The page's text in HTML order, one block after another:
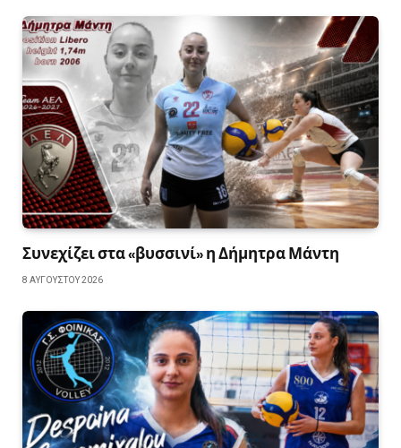
Συνεχίζει στα «βυσσινί» η Δήμητρα Μάντη
8 ΑΥΓΟΎΣΤΟΥ 2026